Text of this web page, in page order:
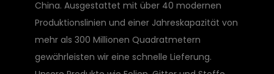
China. Ausgestattet mit über 40 modernen
Produktionslinien und einer Jahreskapazität von
mehr als 300 Millionen Quadratmetern
gewährleisten wir eine schnelle Lieferung.